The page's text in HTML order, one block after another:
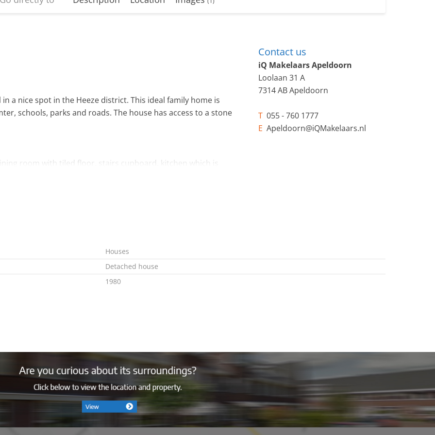
a nice spot in the Heeze district. This ideal family home is
schools, parks and roads. The house has access to a stone
room with tiled floor, stairs cupboard, kitchen which is
Contact us
iQ Makelaars Apeldoorn
Loolaan 31 A
7314 AB Apeldoorn
T055 - 760 1777
E Apeldoorn@iQMakelaars.nl
Houses
Detached house
1980
C
Combi
Ja